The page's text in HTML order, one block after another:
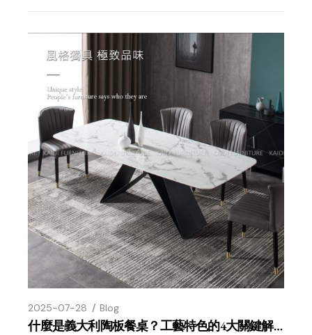
2025-07-28 Blog
什麼是義大利陶板餐桌？工藝特色的4大關鍵解析